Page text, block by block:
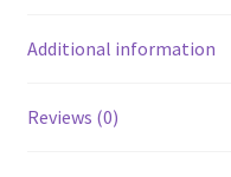
Additional information
Reviews (0)